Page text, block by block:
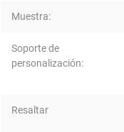
Muestra:
Soporte de
personalización:
Resaltar